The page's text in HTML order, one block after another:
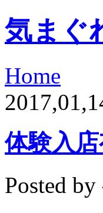
気まぐ
Home
体験入店
Posted